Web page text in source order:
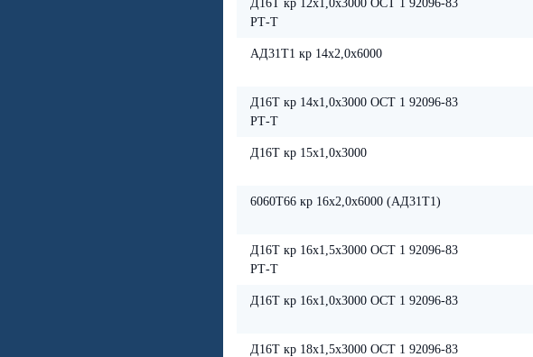
Д16Т кр 12х1,0х3000 ОСТ 1 92096-83
РТ-Т
АД31Т1 кр 14х2,0х6000
Д16Т кр 14х1,0х3000 ОСТ 1 92096-83
РТ-Т
Д16Т кр 15х1,0х3000
6060Т66 кр 16х2,0х6000 (АД31Т1)
Д16Т кр 16х1,5х3000 ОСТ 1 92096-83
РТ-Т
Д16Т кр 16х1,0х3000 ОСТ 1 92096-83
Д16Т кр 18х1,5х3000 ОСТ 1 92096-83